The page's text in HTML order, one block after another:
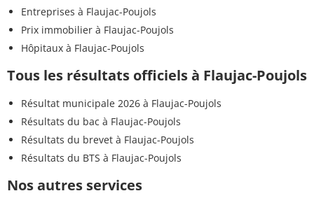
Entreprises à Flaujac-Poujols
Prix immobilier à Flaujac-Poujols
Hôpitaux à Flaujac-Poujols
Tous les résultats officiels à Flaujac-Poujols
Résultat municipale 2026 à Flaujac-Poujols
Résultats du bac à Flaujac-Poujols
Résultats du brevet à Flaujac-Poujols
Résultats du BTS à Flaujac-Poujols
Nos autres services